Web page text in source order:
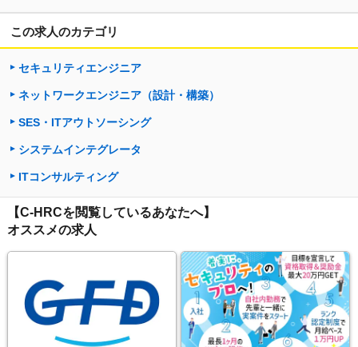
この求人のカテゴリ
セキュリティエンジニア
ネットワークエンジニア（設計・構築）
SES・ITアウトソーシング
システムインテグレータ
ITコンサルティング
【C-HRCを閲覧しているあなたへ】
オススメの求人